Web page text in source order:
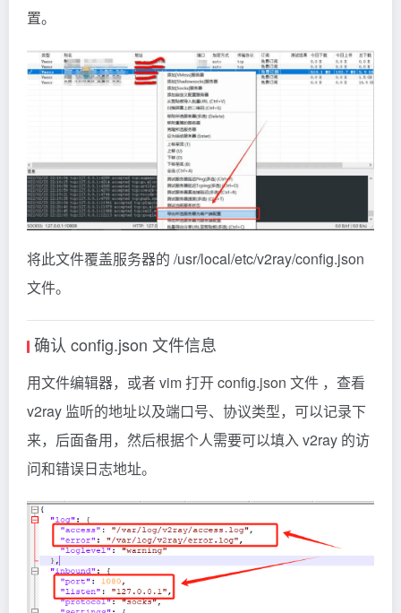
置。
将此文件覆盖服务器的 /usr/local/etc/v2ray/config.json
文件。
确认 config.json 文件信息
用文件编辑器，或者 vim 打开 config.json 文件 ，查看
v2ray 监听的地址以及端口号、协议类型，可以记录下
来，后面备用，然后根据个人需要可以填入 v2ray 的访
问和错误日志地址。